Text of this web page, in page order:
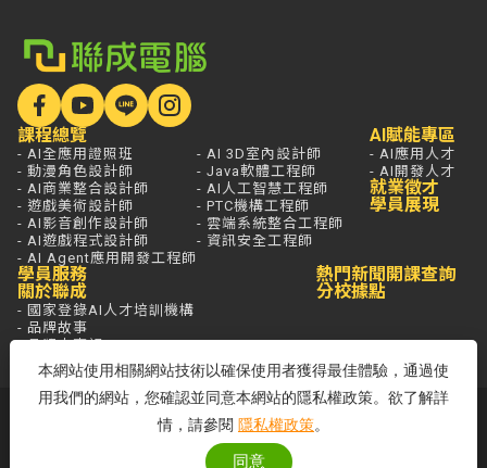
課程總覽
- AI全應用證照班
- 動漫角色設計師
- AI商業整合設計師
- 遊戲美術設計師
- AI影音創作設計師
- AI遊戲程式設計師
- AI Agent應用開發工程師
- AI 3D室內設計師
- Java軟體工程師
- AI人工智慧工程師
- PTC機構工程師
- 雲端系統整合工程師
- 資訊安全工程師
AI賦能專區
- AI應用人才
- AI開發人才
就業徵才
學員展現
學員服務
關於聯成
- 國家登錄AI人才培訓機構
- 品牌故事
- 品牌大事記
熱門新聞
分校據點
開課查詢
若想進一步了解，打通電話問最安心，
免付費專線歡迎來電！
客服專線：0800-580-581
本網站使用相關網站技術以確保使用者獲得最佳體驗，通過使
用我們的網站，您確認並同意本網站的隱私權政策。欲了解詳
情，請參閱 隱私權政策。
同意